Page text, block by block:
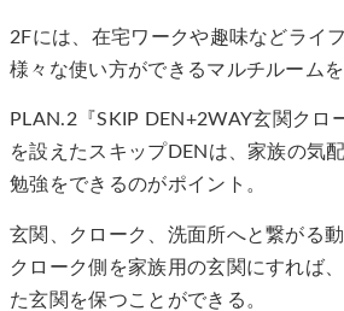
2Fには、在宅ワークや趣味などライ
様々な使い方ができるマルチルームを
PLAN.2『SKIP DEN+2WAY玄関クロ
を設えたスキップDENは、家族の気
勉強をできるのがポイント。
玄関、クローク、洗面所へと繋がる
クローク側を家族用の玄関にすれば
た玄関を保つことができる。